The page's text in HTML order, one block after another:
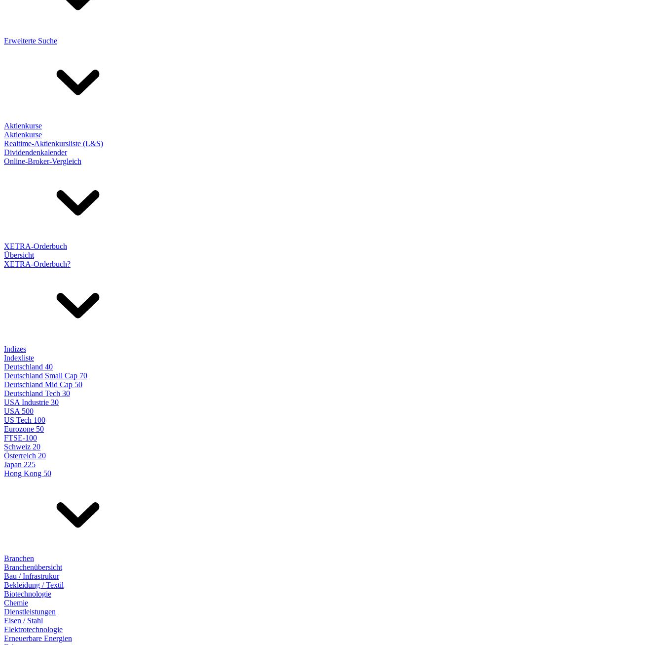
Erweiterte Suche
Aktienkurse
Aktienkurse
Realtime-Aktienkursliste (L&S)
Dividendenkalender
Online-Broker-Vergleich
XETRA-Orderbuch
Übersicht
XETRA-Orderbuch?
Indizes
Indexliste
Deutschland 40
Deutschland Small Cap 70
Deutschland Mid Cap 50
Deutschland Tech 30
USA Industrie 30
USA 500
US Tech 100
Eurozone 50
FTSE-100
Schweiz 20
Österreich 20
Japan 225
Hong Kong 50
Branchen
Branchenübersicht
Bau / Infrastrukur
Bekleidung / Textil
Biotechnologie
Chemie
Dienstleistungen
Eisen / Stahl
Elektrotechnologie
Erneuerbare Energien